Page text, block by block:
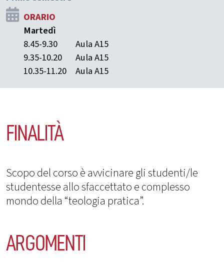
ORARIO
Martedì
8.45-9.30
Aula A15
9.35-10.20
Aula A15
10.35-11.20
Aula A15
FINALITÀ
Scopo del corso è avvicinare gli studenti/le
studentesse allo sfaccettato e complesso
mondo della “teologia pratica”.
ARGOMENTI